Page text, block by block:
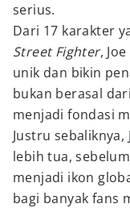
serius.
Dari 17 karakter
Street Fighter,
unik dan bikin
bukan berasal
menjadi fondasi
Justru
lebih tua,
menjadi ikon
bagi banyak fans